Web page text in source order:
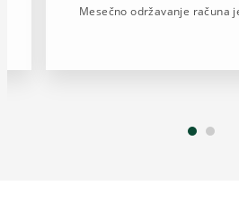
Mesečno održavanje računa